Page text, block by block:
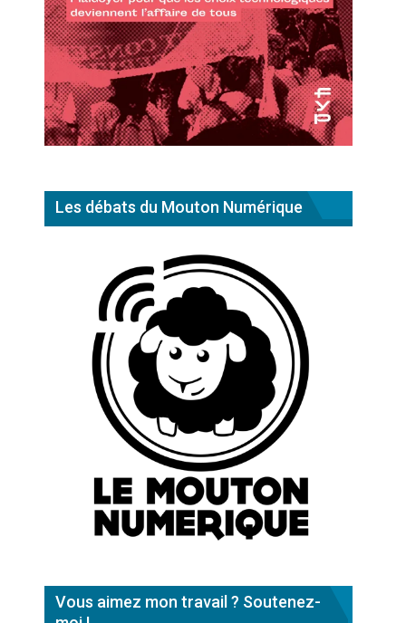
Les débats du Mouton Numérique
Vous aimez mon travail ? Soutenez-